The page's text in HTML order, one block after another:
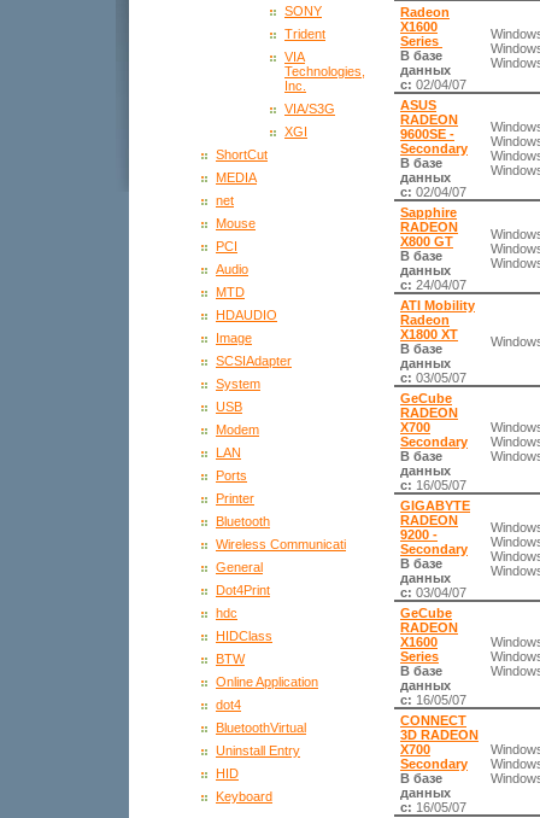
SONY
Trident
VIA
Technologies,
Inc.
VIA/S3G
XGI
ShortCut
MEDIA
net
Mouse
PCI
Audio
MTD
HDAUDIO
Image
SCSIAdapter
System
USB
Modem
LAN
Ports
Printer
Bluetooth
Wireless Communicati
General
Dot4Print
hdc
HIDClass
BTW
Online Application
dot4
BluetoothVirtual
Uninstall Entry
HID
Keyboard
Radeon
X1600
Series
В базе
данных
с: 02/04/07
ASUS
RADEON
9600SE -
Secondary
В базе
данных
с: 02/04/07
Sapphire
RADEON
X800 GT
В базе
данных
с: 24/04/07
ATI Mobility
Radeon
X1800 XT
В базе
данных
с: 03/05/07
GeCube
RADEON
X700
Secondary
В базе
данных
с: 16/05/07
GIGABYTE
RADEON
9200 -
Secondary
В базе
данных
с: 03/04/07
GeCube
RADEON
X1600
Series
В базе
данных
с: 16/05/07
CONNECT
3D RADEON
X700
Secondary
В базе
данных
с: 16/05/07